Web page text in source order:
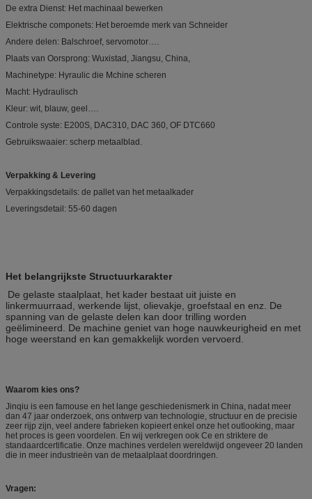
De extra Dienst: Het machinaal bewerken
Elektrische componets: Het beroemde merk van Schneider
Andere delen: Balschroef, servomotor….
Plaats van Oorsprong: Wuxistad, Jiangsu, China,
Machinetype: Hyraulic die Mchine scheren
Macht: Hydraulisch
Kleur: wit, blauw, geel….
Controle syste: E200S, DAC310, DAC 360, OF DTC660
Gebruikswaaier: scherp metaalblad.
Verpakking & Levering
Verpakkingsdetails: de pallet van het metaalkader
Leveringsdetail: 55-60 dagen
Het belangrijkste Structuurkarakter
De gelaste staalplaat, het kader bestaat uit juiste en
linkermuurraad, werkende lijst, olievakje, groefstaal en enz. De
spanning van de gelaste delen kan door trilling worden
geëlimineerd. De machine geniet van hoge nauwkeurigheid en met
hoge weerstand en kan gemakkelijk worden vervoerd.
Waarom kies ons?
Jinqiu is een famouse en het lange geschiedenismerk in China, nadat meer
dan 47 jaar onderzoek, ons ontwerp van technologie, structuur en de precisie
zeer rijp zijn, veel andere fabrieken kopieert enkel onze het outlooking, maar
het proces is geen voordelen. En wij verkregen ook Ce en striktere de
standaardcertificatie. Onze machines verdelen wereldwijd ongeveer 20 landen
die in meer industrieën van de metaalplaat doordringen.
Vragen: